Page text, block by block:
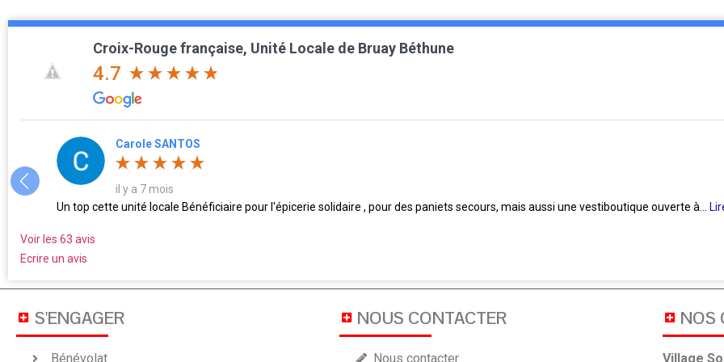
Croix-Rouge française, Unité Locale de Bruay Béthune
4.7
Carole SANTOS
il y a 7 mois
Un top cette unité locale Bénéficiaire pour l'épicerie solidaire , pour des paniets secours, mais aussi une vestiboutique ouverte à...
Voir les 63 avis
Ecrire un avis
S'ENGAGER
Bénévolat
NOUS CONTACTER
Nous contacter
NOS
Village